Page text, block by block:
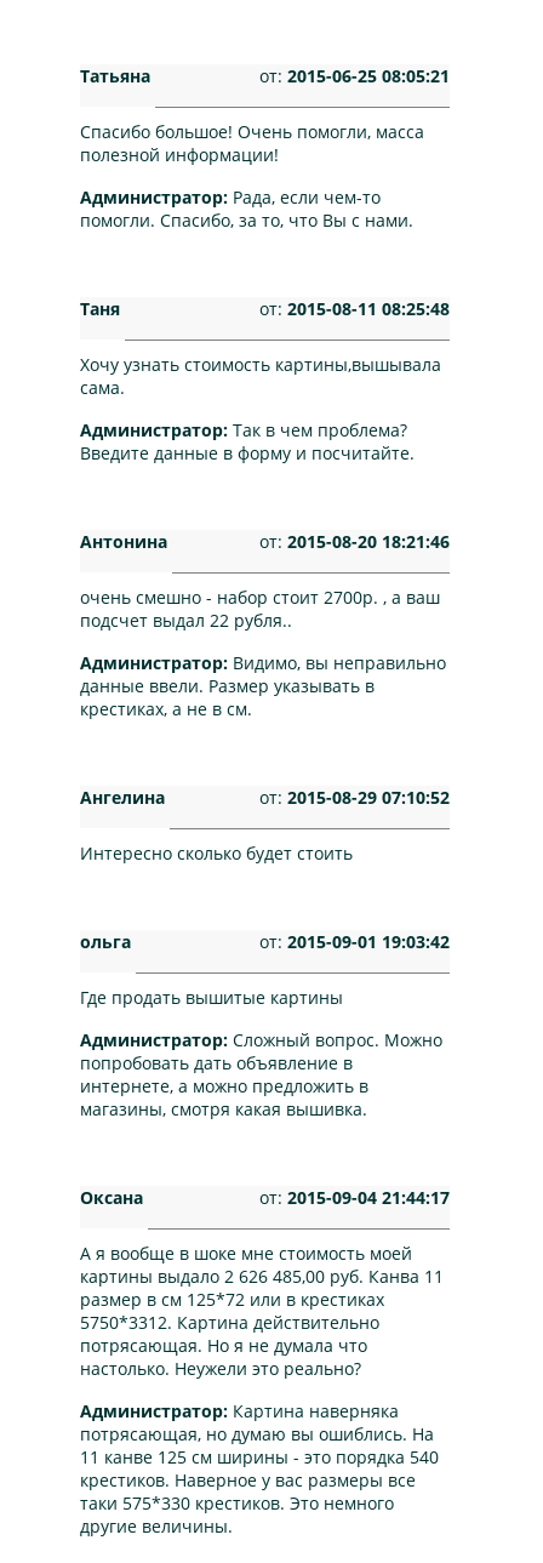
Татьяна от: 2015-06-25 08:05:21
Спасибо большое! Очень помогли, масса
полезной информации!
Администратор: Рада, если чем-то
помогли. Спасибо, за то, что Вы с нами.
Таня от: 2015-08-11 08:25:48
Хочу узнать стоимость картины,вышывала
сама.
Администратор: Так в чем проблема?
Введите данные в форму и посчитайте.
Антонина от: 2015-08-20 18:21:46
очень смешно - набор стоит 2700р. , а ваш
подсчет выдал 22 рубля..
Администратор: Видимо, вы неправильно
данные ввели. Размер указывать в
крестиках, а не в см.
Ангелина от: 2015-08-29 07:10:52
Интересно сколько будет стоить
ольга от: 2015-09-01 19:03:42
Где продать вышитые картины
Администратор: Сложный вопрос. Можно
попробовать дать объявление в
интернете, а можно предложить в
магазины, смотря какая вышивка.
Оксана от: 2015-09-04 21:44:17
А я вообще в шоке мне стоимость моей
картины выдало 2 626 485,00 руб. Канва 11
размер в см 125*72 или в крестиках
5750*3312. Картина действительно
потрясающая. Но я не думала что
настолько. Неужели это реально?
Администратор: Картина наверняка
потрясающая, но думаю вы ошиблись. На
11 канве 125 см ширины - это порядка 540
крестиков. Наверное у вас размеры все
таки 575*330 крестиков. Это немного
другие величины.